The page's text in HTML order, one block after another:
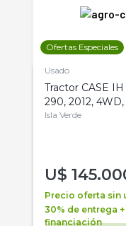
Ofertas Especiales
Usado
Tractor CASE
290, 2012,
Isla Verde
U$
Precio oferta sin
30% de entrega +
financiación